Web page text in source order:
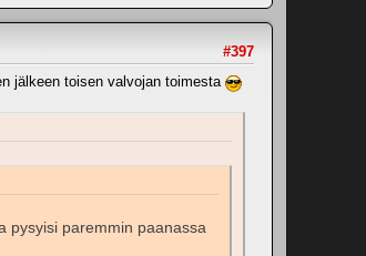
#397
jälkeen toisen valvojan toimesta
pysyisi paremmin paanassa